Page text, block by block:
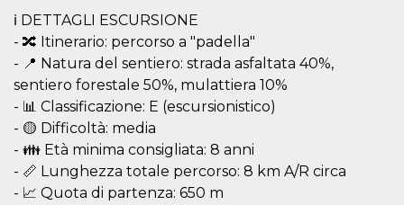
ℹ️ DETTAGLI ESCURSIONE
- 🔀 Itinerario: percorso a "padella"
- 📍 Natura del sentiero: strada asfaltata 40%,
sentiero forestale 50%, mulattiera 10%
- 📊 Classificazione: E (escursionistico)
- 🟡 Difficoltà: media
- 👪 Età minima consigliata: 8 anni
- 📏 Lunghezza totale percorso: 8 km A/R circa
- 📈 Quota di partenza: 650 m
Storage declaration
Storage
type
Description
fbssls_314278995690155
Session
storage
wpEmojiSettingsSupports
cn_uc__
storage